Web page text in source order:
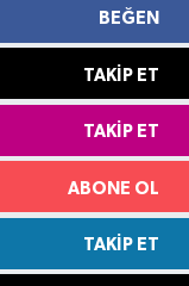
BEĞEN
TAKIP ET
TAKIP ET
ABONE OL
TAKIP ET